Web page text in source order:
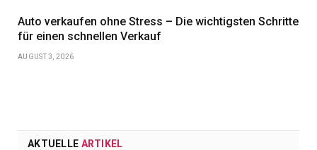
Auto verkaufen ohne Stress – Die wichtigsten Schritte
für einen schnellen Verkauf
AUGUST 3, 2026
AKTUELLE ARTIKEL